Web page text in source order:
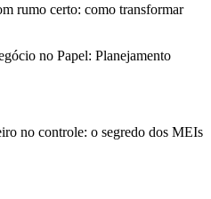
rumo certo: como transformar
no Papel: Planejamento
no controle: o segredo dos MEIs